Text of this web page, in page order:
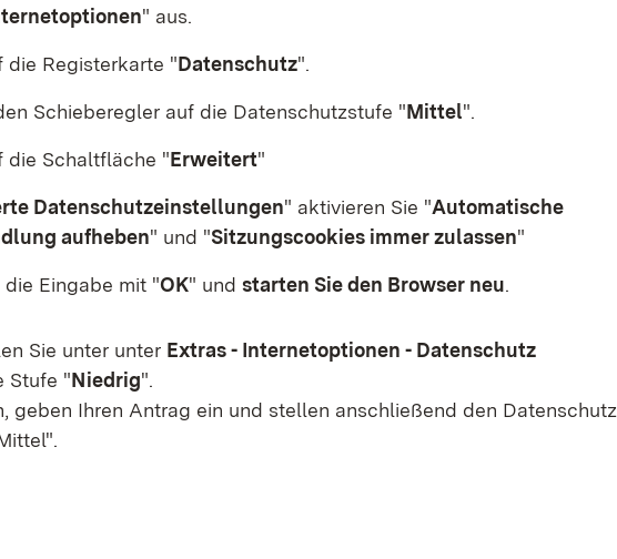
" aus.
die Registerkarte "Datenschutz".
Schieberegler auf die Datenschutzstufe "Mittel".
die Schaltfläche "Erweitert"
Datenschutzeinstellungen" aktivieren Sie "Automatische
aufheben" und "Sitzungscookies immer zulassen"
Eingabe mit "OK" und starten Sie den Browser neu.
Sie unter unter Extras - Internetoptionen - Datenschutz
Stufe "Niedrig".
geben Ihren Antrag ein und stellen anschließend den Datenschutz